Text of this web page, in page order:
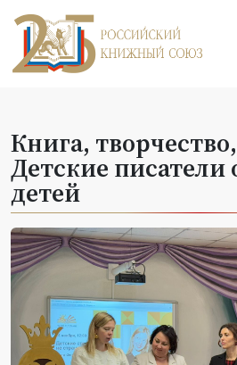
Книга,
Детские писатели
детей